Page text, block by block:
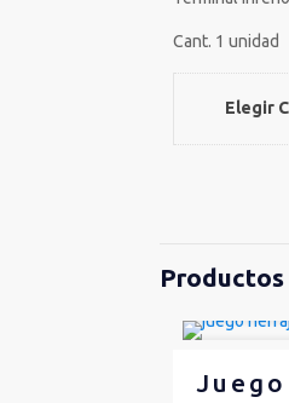
Cant. 1 unidad
Elegir